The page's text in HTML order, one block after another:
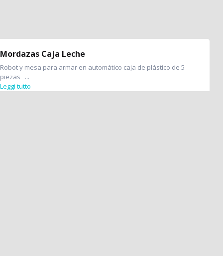
Mordazas Caja Leche
Robot y mesa para armar en automático caja de plástico de 5
piezas ...
Leggi tutto